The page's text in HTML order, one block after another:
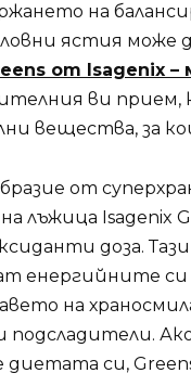
на
ястия може
от Isagenix
ви
вещества, за
от
лъжица Isagenix
доза. Тази
енергийните
на
подсладители.
си,